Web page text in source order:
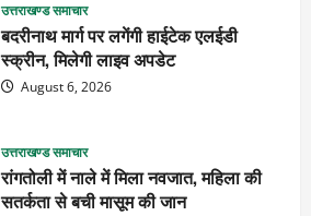
उत्तराखण्ड समाचार
बदरीनाथ मार्ग पर लगेंगी हाईटेक एलईडी
स्क्रीन, मिलेगी लाइव अपडेट
August 6, 2026
उत्तराखण्ड समाचार
रांगतोली में नाले में मिला नवजात, महिला की
सतर्कता से बची मासूम की जान